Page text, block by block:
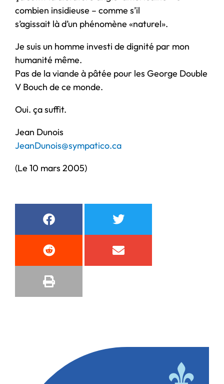
combien insidieuse – comme s’il
s’agissait là d’un phénomène «naturel».
Je suis un homme investi de dignité par mon
humanité même.
Pas de la viande à pâtée pour les George Double
V Bouch de ce monde.
Oui. ça suffit.
Jean Dunois
JeanDunois@sympatico.ca
(Le 10 mars 2005)